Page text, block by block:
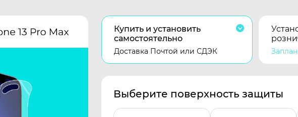
Купить и установить
самостоятельно
Доставка Почтой или СДЭК
Выберите поверхность защиты